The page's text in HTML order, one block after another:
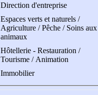
Direction d'entreprise
Espaces verts et naturels /
Agriculture / Pêche / Soins aux
animaux
Hôtellerie - Restauration /
Tourisme / Animation
Immobilier